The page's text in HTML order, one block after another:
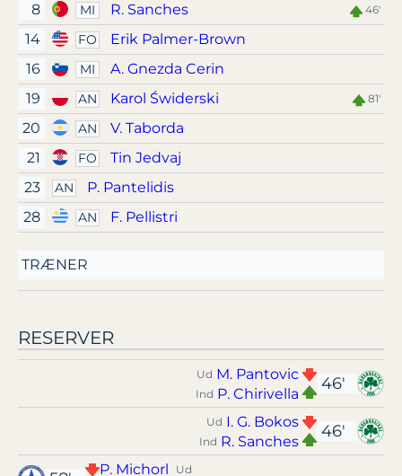
8 MI R. Sanches 46'
14 FO
Erik Palmer-Brown
16
MI
A. Gnezda Cerin
19
AN Karol Świderski 81'
20 AN
V. Taborda
21
FO
Tin Jedvaj
23
AN
P. Pantelidis
28
AN F. Pellistri
TRÆNER
RESERVER
46'
Ud M. Pantovic
Ind P. Chirivella
46'
Ud I. G. Bokos
Ind R. Sanches
Ud
P. Michorl